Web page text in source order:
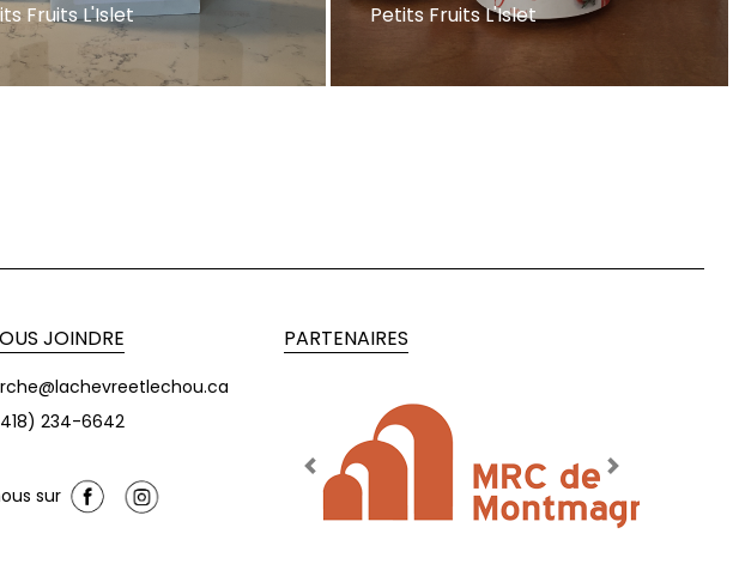
Fruits L'Islet Petits Fruits L'Islet
JOINDRE
234-6642
sur
PARTENAIRES
Previous Next